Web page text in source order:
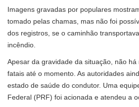
Imagens gravadas por populares
tomado pelas chamas, mas não foi
dos registros, se o caminhão
incêndio.
Apesar da gravidade da situação, não
fatais até o momento. As autoridades
estado de saúde do condutor. Uma
Federal (PRF) foi acionada e atendeu a